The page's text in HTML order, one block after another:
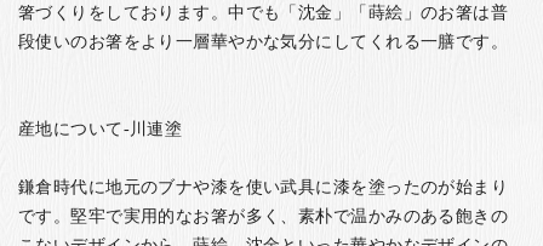
箸づくりをしております。中でも「沈金」「蒔絵」のお箸は普
段使いのお箸をより一層華やかな気分にしてくれる一膳です。
産地について-川連塗
鎌倉時代に地元のブナや漆を使い武具に漆を塗ったのが始まり
です。堅牢で実用的なお箸が多く、素朴で温かみのある飽きの